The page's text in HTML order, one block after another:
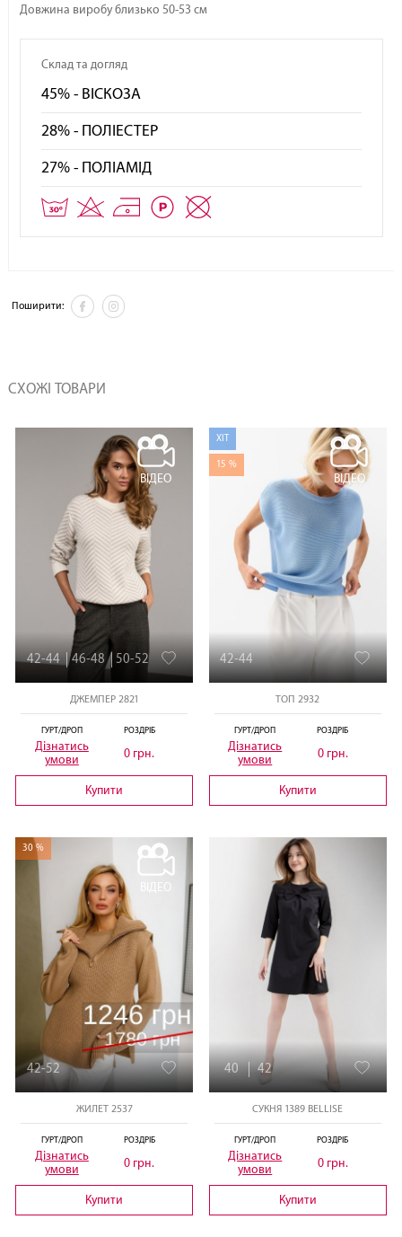
Довжина виробу близько 50-53 см
Склад та догляд
45% - ВІСКОЗА
28% - ПОЛІЕСТЕР
27% - ПОЛІАМІД
Поширити:
СХОЖІ ТОВАРИ
ВІДЕО
42-44 46-48 50-52
ДЖЕМПЕР 2821
ГУРТ/ДРОП
Дізнатись
умови
РОЗДРІБ
0 грн.
Купити
ХІТ
15 %
ВІДЕО
42-44
ТОП 2932
ГУРТ/ДРОП
Дізнатись
умови
РОЗДРІБ
0 грн.
Купити
30 %
42-52
ЖИЛЕТ 2537
ГУРТ/ДРОП
Дізнатись
умови
РОЗДРІБ
0 грн.
Купити
40 42
СУКНЯ 1389 BELLISE
ГУРТ/ДРОП
Дізнатись
умови
РОЗДРІБ
0 грн.
Купити